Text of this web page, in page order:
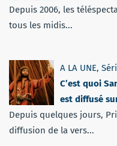
Depuis 2006, les
tous les midis...
A LA UNE,
C’est quoi
est diffusé
Depuis quelques jours,
diffusion de la vers...